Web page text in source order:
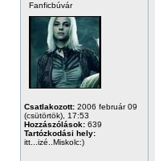
Fanficbúvár
Csatlakozott: 2006 február 09
(csütörtök), 17:53
Hozzászólások: 639
Tartózkodási hely:
itt...izé..Miskolc:)